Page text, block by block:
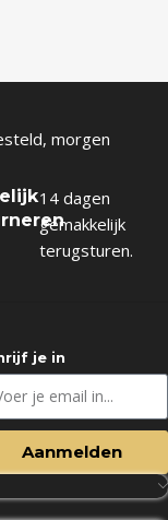
morgen
14 dagen
gemakkelijk
terugsturen.
je in
Aanmelden